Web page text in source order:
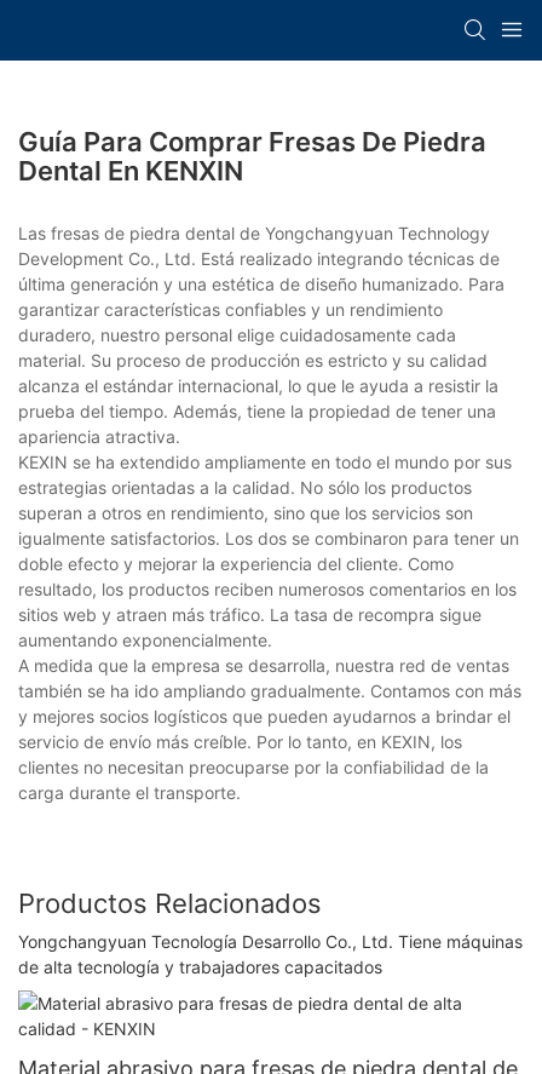
Guía Para Comprar Fresas De Piedra
Dental En KENXIN
Las fresas de piedra dental de Yongchangyuan Technology
Development Co., Ltd. Está realizado integrando técnicas de
última generación y una estética de diseño humanizado. Para
garantizar características confiables y un rendimiento
duradero, nuestro personal elige cuidadosamente cada
material. Su proceso de producción es estricto y su calidad
alcanza el estándar internacional, lo que le ayuda a resistir la
prueba del tiempo. Además, tiene la propiedad de tener una
apariencia atractiva.
KEXIN se ha extendido ampliamente en todo el mundo por sus
estrategias orientadas a la calidad. No sólo los productos
superan a otros en rendimiento, sino que los servicios son
igualmente satisfactorios. Los dos se combinaron para tener un
doble efecto y mejorar la experiencia del cliente. Como
resultado, los productos reciben numerosos comentarios en los
sitios web y atraen más tráfico. La tasa de recompra sigue
aumentando exponencialmente.
A medida que la empresa se desarrolla, nuestra red de ventas
también se ha ido ampliando gradualmente. Contamos con más
y mejores socios logísticos que pueden ayudarnos a brindar el
servicio de envío más creíble. Por lo tanto, en KEXIN, los
clientes no necesitan preocuparse por la confiabilidad de la
carga durante el transporte.
Productos Relacionados
Yongchangyuan Tecnología Desarrollo Co., Ltd. Tiene máquinas
de alta tecnología y trabajadores capacitados
Material abrasivo para fresas de piedra dental de